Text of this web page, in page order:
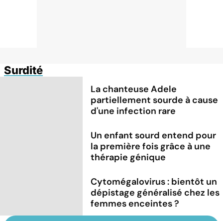
Surdité
La chanteuse Adele
partiellement sourde à cause
d'une infection rare
Un enfant sourd entend pour
la première fois grâce à une
thérapie génique
Cytomégalovirus : bientôt un
dépistage généralisé chez les
femmes enceintes ?